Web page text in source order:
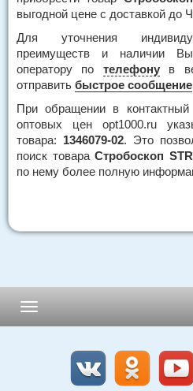
выгодной цене с доставкой до
Для уточнения
преимуществ и наличии
оператору по телефонув
отправить быстрое сообщение
При обращении в контактный
оптовых цен opt1000.ru
товара: 1346079-02. Это
поиск товараСтробоскоп
по нему более полную
Навигация